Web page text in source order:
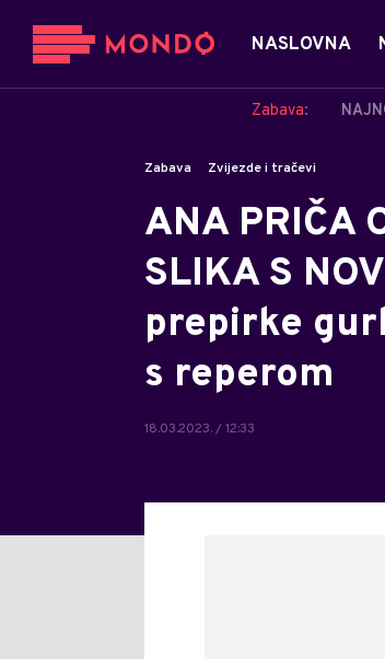
NASLOVNA
Zabava:
Zabava Zvijezde i tračevi
ANA PRIČA
SLIKA S
prepirke
s reperom
18.03.2023. / 12:33